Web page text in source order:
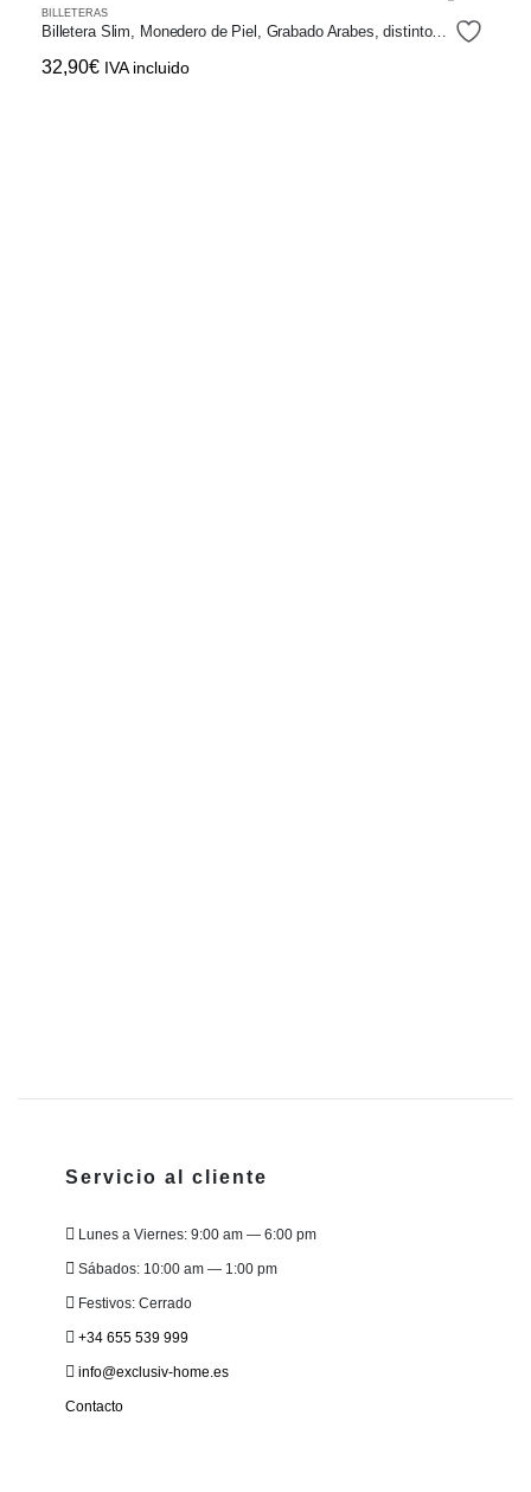
producto
tiene
BILLETERAS
Billetera Slim, Monedero de Piel, Grabado Arabes, distintos colores
32,90€ IVA incluido
Servicio al cliente
Lunes a Viernes: 9:00 am — 6:00 pm
Sábados: 10:00 am — 1:00 pm
Festivos: Cerrado
+34 655 539 999
info@exclusiv-home.es
Contacto